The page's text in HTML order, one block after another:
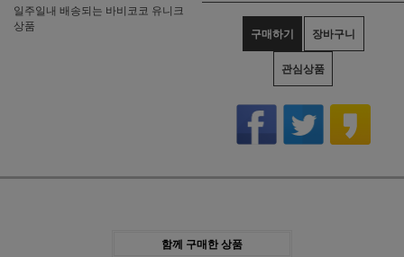
일주일내 배송되는 바비코코 유니크
상품
구매하기 장바구니
관심상품
함께 구매한 상품